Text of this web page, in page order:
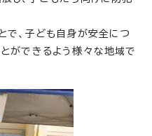
で、子ども自身が安全につ
ができるよう様々な地域で